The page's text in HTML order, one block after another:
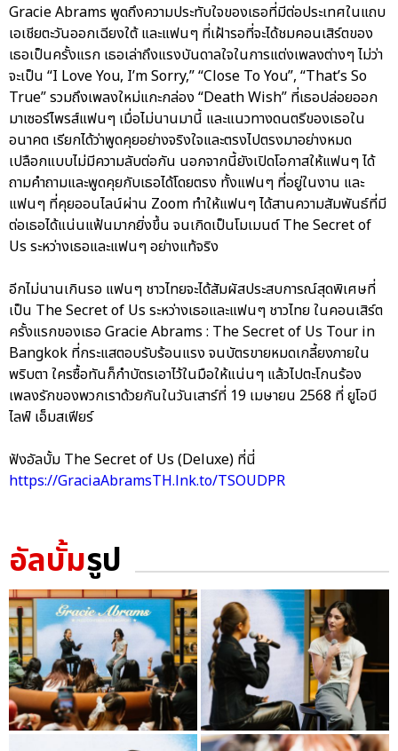
Gracie Abrams พูดถึงความประทับใจของเธอที่มีต่อประเทศในแถบ
เอเชียตะวันออกเฉียงใต้ และแฟนๆ ที่เฝ้ารอที่จะได้ชมคอนเสิร์ตของ
เธอเป็นครั้งแรก เธอเล่าถึงแรงบันดาลใจในการแต่งเพลงต่างๆ ไม่ว่า
จะเป็น “I Love You, I’m Sorry,” “Close To You”, “That’s So
True” รวมถึงเพลงใหม่แกะกล่อง “Death Wish” ที่เธอปล่อยออก
มาเซอร์ไพรส์แฟนๆ เมื่อไม่นานมานี้ และแนวทางดนตรีของเธอใน
อนาคต เรียกได้ว่าพูดคุยอย่างจริงใจและตรงไปตรงมาอย่างหมด
เปลือกแบบไม่มีความลับต่อกัน นอกจากนี้ยังเปิดโอกาสให้แฟนๆ ได้
ถามคำถามและพูดคุยกับเธอได้โดยตรง ทั้งแฟนๆ ที่อยู่ในงาน และ
แฟนๆ ที่คุยออนไลน์ผ่าน Zoom ทำให้แฟนๆ ได้สานความสัมพันธ์ที่มี
ต่อเธอได้แน่นแฟ้นมากยิ่งขึ้น จนเกิดเป็นโมเมนต์ The Secret of
Us ระหว่างเธอและแฟนๆ อย่างแท้จริง
อีกไม่นานเกินรอ แฟนๆ ชาวไทยจะได้สัมผัสประสบการณ์สุดพิเศษที่
เป็น The Secret of Us ระหว่างเธอและแฟนๆ ชาวไทย ในคอนเสิร์ต
ครั้งแรกของเธอ Gracie Abrams : The Secret of Us Tour in
Bangkok ที่กระแสตอบรับร้อนแรง จนบัตรขายหมดเกลี้ยงภายใน
พริบตา ใครซื้อทันก็กำบัตรเอาไว้ในมือให้แน่นๆ แล้วไปตะโกนร้อง
เพลงรักของพวกเราด้วยกันในวันเสาร์ที่ 19 เมษายน 2568 ที่ ยูโอบี
ไลฟ์ เอ็มสเฟียร์
ฟังอัลบั้ม The Secret of Us (Deluxe) ที่นี่
https://GraciaAbramsTH.lnk.to/TSOUDPR
อัลบั้มรูป